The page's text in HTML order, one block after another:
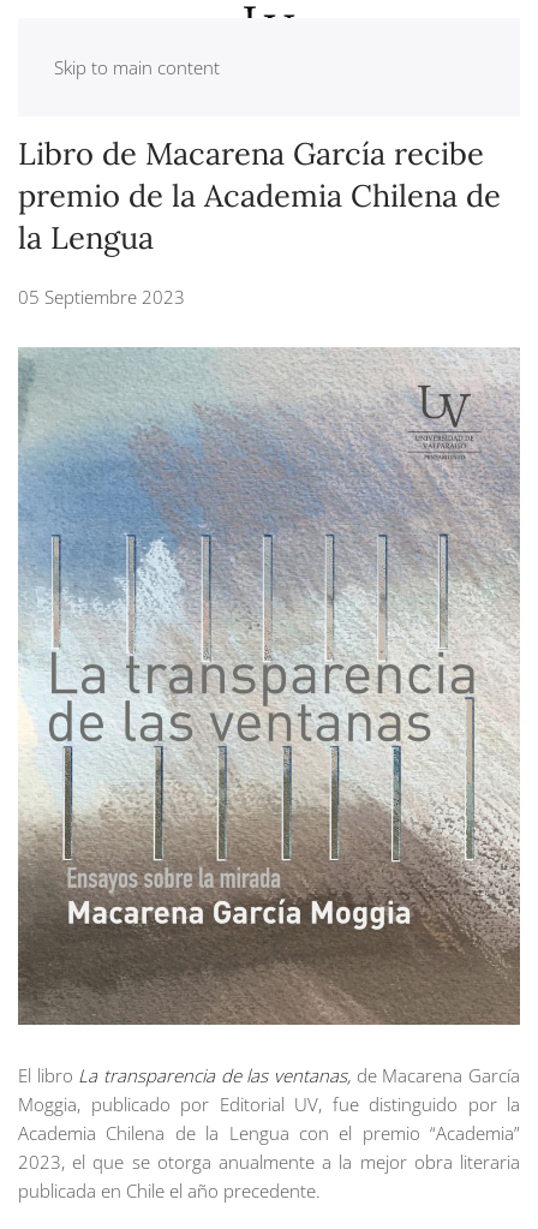
Skip to main content
Libro de Macarena García recibe
premio de la Academia Chilena de
la Lengua
05 Septiembre 2023
El libro La transparencia de las ventanas, de Macarena García
Moggia, publicado por Editorial UV, fue distinguido por la
Academia Chilena de la Lengua con el premio “Academia”
2023, el que se otorga anualmente a la mejor obra literaria
publicada en Chile el año precedente.